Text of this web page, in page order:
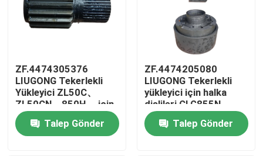
ZF.4474305376
LIUGONG Tekerlekli
Yükleyici ZL50C、
ZL50CN、850H、 için
Güneş Düğmesi
Çubuğu855855N856、
856H LW500F、
Talep Gönder
ZF.4474205080
LIUGONG Tekerlekli
yükleyici için halka
dişlileri CLG855N、
CLG856、CLG856H、
CLG835、CLG842
4WG180/4WG200
Talep Gönder